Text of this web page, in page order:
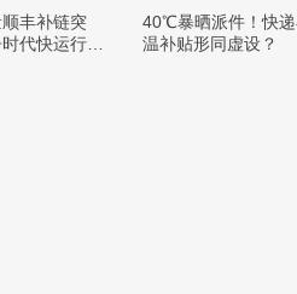
丰补链突
代快运行业
40℃暴晒派件！快
温补贴形同虚设？